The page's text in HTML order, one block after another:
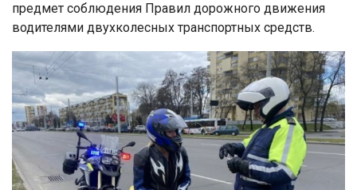
предмет соблюдения Правил дорожного движения
водителями двухколесных транспортных средств.